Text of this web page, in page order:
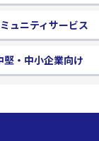
ュニティサービス
ウ
堅・中小企業向け